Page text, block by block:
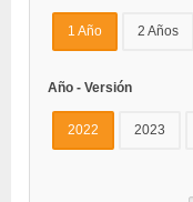
1 Año 2 Años
Año - Versión
2022 2023